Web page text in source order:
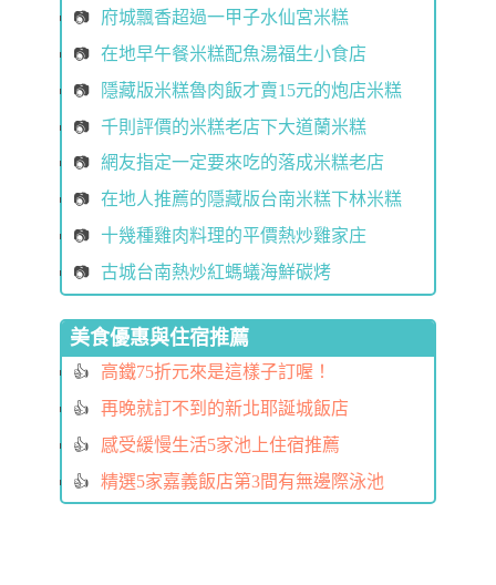
府城飄香超過一甲子水仙宮米糕
在地早午餐米糕配魚湯福生小食店
隱藏版米糕魯肉飯才賣15元的炮店米糕
千則評價的米糕老店下大道蘭米糕
網友指定一定要來吃的落成米糕老店
在地人推薦的隱藏版台南米糕下林米糕
十幾種雞肉料理的平價熱炒雞家庄
古城台南熱炒紅螞蟻海鮮碳烤
美食優惠與住宿推薦
高鐵75折元來是這樣子訂喔！
再晚就訂不到的新北耶誕城飯店
感受緩慢生活5家池上住宿推薦
精選5家嘉義飯店第3間有無邊際泳池